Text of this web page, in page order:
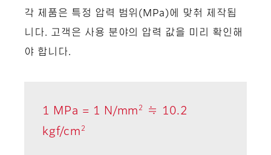
각 제품은 특정 압력 범위(MPa)에 맞춰 제작됩
니다. 고객은 사용 분야의 압력 값을 미리 확인해
야 합니다.
1 MPa = 1 N/mm 2
≒ 10.2
kgf/cm 2